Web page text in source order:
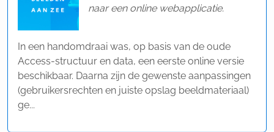
naar een online webapplicatie.
In een handomdraai was, op basis van de oude
Access-structuur en data, een eerste online versie
beschikbaar. Daarna zijn de gewenste aanpassingen
(gebruikersrechten en juiste opslag beeldmateriaal)
ge...